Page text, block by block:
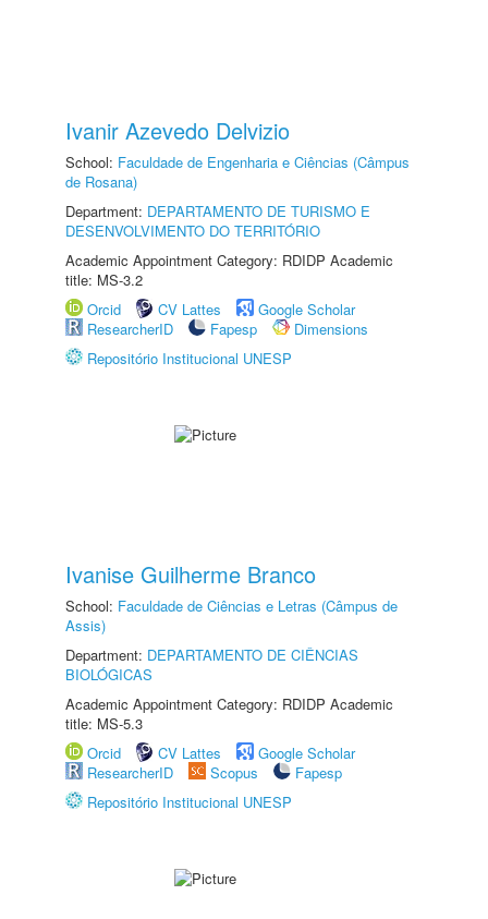
Ivanir Azevedo Delvizio
School: Faculdade de Engenharia e Ciências (Câmpus
de Rosana)
Department: DEPARTAMENTO DE TURISMO E
DESENVOLVIMENTO DO TERRITÓRIO
Academic Appointment Category: RDIDP Academic
title: MS-3.2
Orcid
CV Lattes
Google Scholar
ResearcherID
Fapesp
Dimensions
Repositório Institucional UNESP
Ivanise Guilherme Branco
School: Faculdade de Ciências e Letras (Câmpus de
Assis)
Department: DEPARTAMENTO DE CIÊNCIAS
BIOLÓGICAS
Academic Appointment Category: RDIDP Academic
title: MS-5.3
Orcid
CV Lattes
Google Scholar
ResearcherID
Scopus
Fapesp
Repositório Institucional UNESP